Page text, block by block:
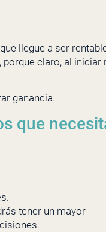
llegue a ser
claro, al iniciar
ganancia.
que
tener un mayor